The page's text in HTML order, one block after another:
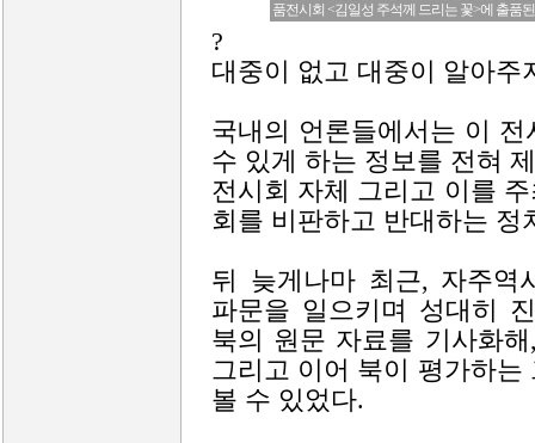
품전시회 <김일성 주석께 드리는 꽃>에 출품된
?
대중이 없고 대중이 알아
국내의 언론들에서는 이
수 있게 하는 정보를 전혀
전시회 자체 그리고 이를
회를 비판하고 반대하는
뒤 늦게나마 최근, 자주역
파문을 일으키며 성대히
북의 원문 자료를 기사화
그리고 이어 북이 평가하
볼 수 있었다.